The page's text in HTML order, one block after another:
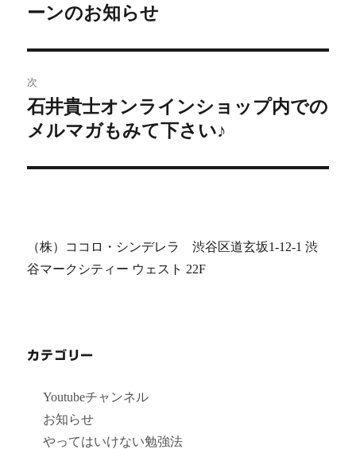
ナ
ビ
ゲ
ー
の
稿:
ーンのお知らせ
次
次
の
稿:
石井貴士オンラインショップ内での
メルマガもみて下さい♪
（株）ココロ・シンデレラ 渋谷区道玄坂1-12-1 渋
谷マークシティー ウェスト 22F
カテゴリー
Youtubeチャンネル
お知らせ
やってはいけない勉強法